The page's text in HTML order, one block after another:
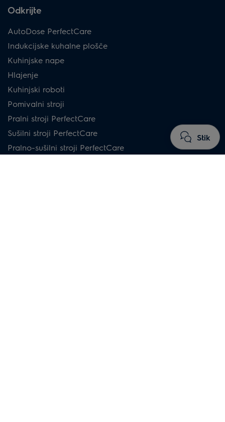
Stik
Odkrijte
AutoDose PerfectCare
Indukcijske kuhalne plošče
Kuhinjske nape
Hlajenje
Kuhinjski roboti
Pomivalni stroji
Pralni stroji PerfectCare
Sušilni stroji PerfectCare
Pralno-sušilni stroji PerfectCare